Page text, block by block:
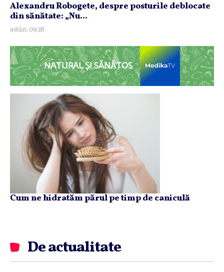
Alexandru Robogete, despre posturile deblocate
din sănătate: „Nu...
astăzi, 09:38
NATURAL ȘI SĂNĂTOS
Cum ne hidratăm părul pe timp de caniculă
De actualitate